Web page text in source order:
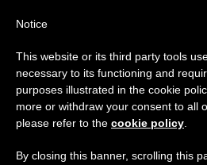
Aviso importante
Del 27 de julio al 7 de
anual, aprovechando que en
se generan menos
Notice
This website or its third party tools
necessary to its functioning and
purposes illustrated in the cookie
more or withdraw your consent to all
please refer to the cookie policy
By closing this banner, scrolling this